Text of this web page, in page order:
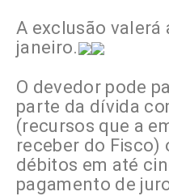
A exclusão valerá
janeiro.
O devedor pode
parte da dívida
(recursos que a
receber do Fisco)
débitos em até
pagamento de